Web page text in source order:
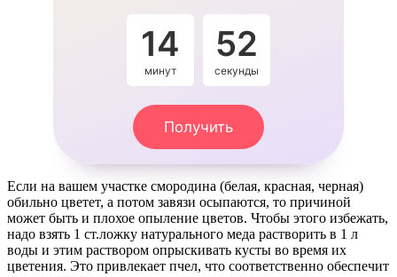
14
минут
52
секунды
Получить
Если на вашем участке смородина (белая, красная, черная)
обильно цветет, а потом завязи осыпаются, то причиной
может быть и плохое опыление цветов. Чтобы этого избежать,
надо взять 1 ст.ложку натурального меда растворить в 1 л
воды и этим раствором опрыскивать кусты во время их
цветения. Это привлекает пчел, что соответственно обеспечит